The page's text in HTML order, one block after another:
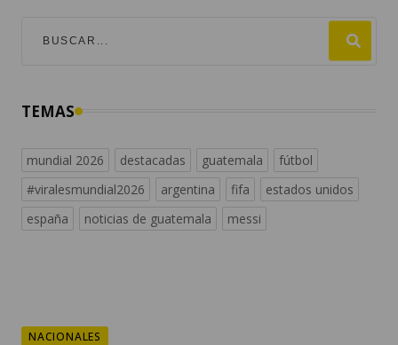
TEMAS
mundial 2026 destacadas guatemala
fútbol
#viralesmundial2026
argentina fifa
estados unidos
españa
noticias de guatemala messi
NACIONALES